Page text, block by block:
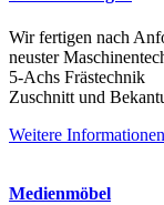
Wir fertigen nach
neuster
5-Achs Frästechnik
Zuschnitt und
Weitere Informationen
Medienmöbel